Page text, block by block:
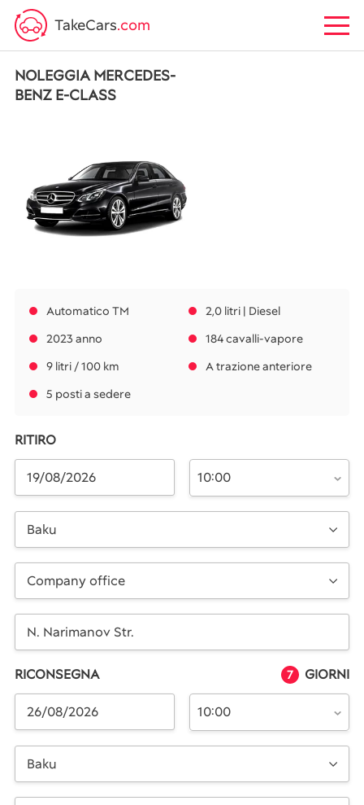
TakeCars.com
NOLEGGIA MERCEDES-
BENZ E-CLASS
Automatico TM
2,0 litri | Diesel
2023 anno
184 cavalli-vapore
9 litri / 100 km
A trazione anteriore
5 posti a sedere
RITIRO
10:00
Baku
Company office
RICONSEGNA 7 GIORNI
10:00
Baku